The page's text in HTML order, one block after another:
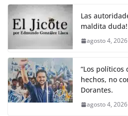
o
k
p k
Las
maldita duda!
agosto 4, 2026
“Los políticos
hechos, no
Dorantes.
agosto 4, 2026